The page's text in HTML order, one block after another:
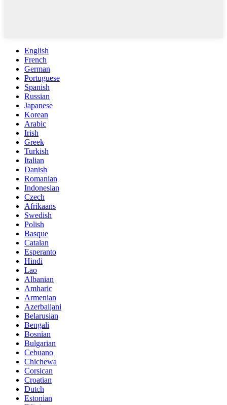
English
French
German
Portuguese
Spanish
Russian
Japanese
Korean
Arabic
Irish
Greek
Turkish
Italian
Danish
Romanian
Indonesian
Czech
Afrikaans
Swedish
Polish
Basque
Catalan
Esperanto
Hindi
Lao
Albanian
Amharic
Armenian
Azerbaijani
Belarusian
Bengali
Bosnian
Bulgarian
Cebuano
Chichewa
Corsican
Croatian
Dutch
Estonian